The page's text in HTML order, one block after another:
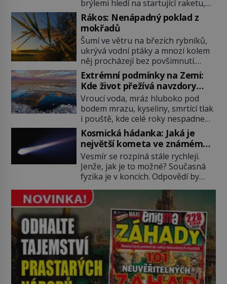
brýlemi hledí na startující raketu,
která má do vesmíru vynést kromě
posádky také obyčejnou učitelku.
Po několika sekundách všem
ztuhnou úsměvy, stroj totiž
exploduje. Jejich konstrukce není
z levného kraje, daňové poplatníky
stojí miliardy dolarů. Na druhou
stranu zvládnou jen představitelné
věci. Na malé kousky Název:
Columbia První […]
Rákos: Nenápadný poklad z
mokřadů
Šumí ve větru na březích rybníků,
ukrývá vodní ptáky a mnozí kolem
něj procházejí bez povšimnutí.
Přesto právě rákos pomáhal stavět
domy, vyrábět lodě, zapisovat první
texty a inspiroval řadu pověstí.
Tato skromná, ale užitečná
rostlina provází člověka už tisíce
let. Většina lidí vnímá rákos jen jako
obyčejnou kulisu letního koupání.
Stačí se však podívat […]
Extrémní podmínky na Zemi:
Kde život přežívá navzdory
všemu
Vroucí voda, mráz hluboko pod
bodem mrazu, kyseliny, smrtící tlak
i pouště, kde celé roky nespadne
jediná kapka deště. Na první
pohled místa, kde nemůže
existovat vůbec nic. Přesto právě
tady vědci objevují organismy,
které posouvají hranice života.
Každý nový nález mění naše
představy o tom, co všechno
dokáže příroda a napovídá, kde
bychom jednou […]
Kosmická hádanka: Jaká je
největší kometa ve známém
vesmíru?
Vesmír se rozpíná stále rychleji.
Jenže, jak je to možné? Současná
fyzika je v koncích. Odpovědí by
energie. Právě na tu se zaměří
pozornost dvojice zkušených
astronomů. Namísto ní ale objeví
něco mnohem hmatatelnějšího.
Naprosto rekordní kometu!
Astronomové Pedro Bernardinelli a
Gary Bernstein mravenčí prací
zkoumají archivní snímky v rámci
Průzkumu temné energie […]